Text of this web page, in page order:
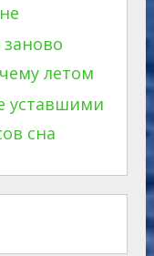
летом
уставшими
сна